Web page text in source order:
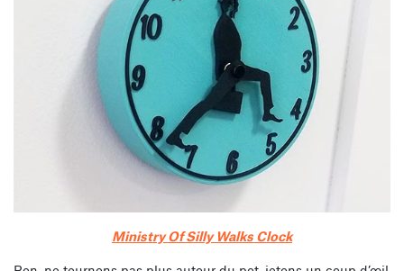
Ministry Of Silly Walks Clock